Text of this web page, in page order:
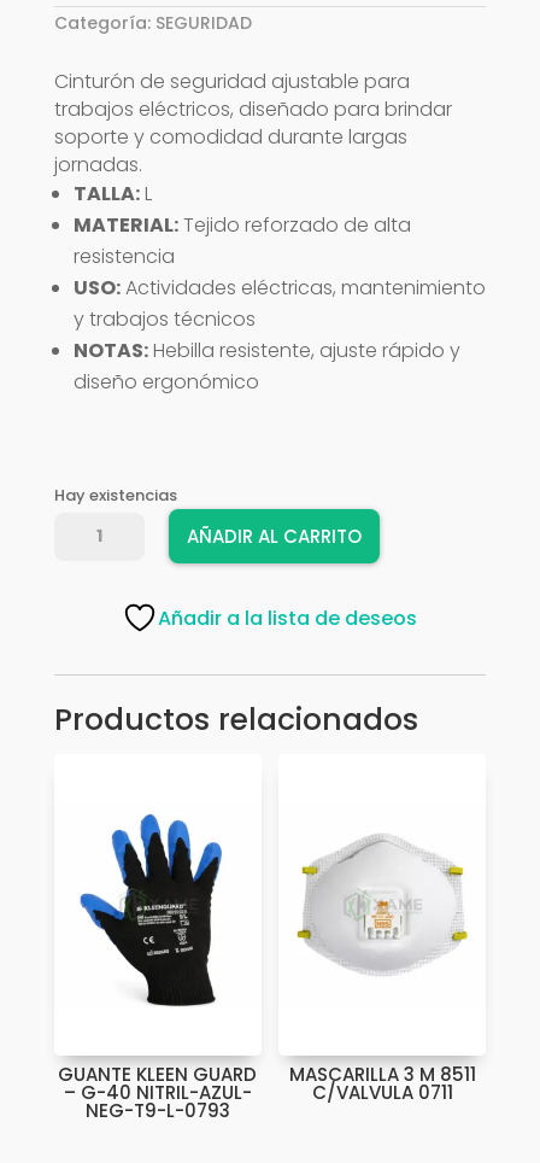
Categoría: SEGURIDAD
Cinturón de seguridad ajustable para
trabajos eléctricos, diseñado para brindar
soporte y comodidad durante largas
jornadas.
TALLA:L
MATERIAL:Tejido reforzado de alta
resistencia
USO:Actividades eléctricas, mantenimiento
y trabajos técnicos
NOTAS:Hebilla resistente, ajuste rápido y
diseño ergonómico
Hay existencias
CINTURON
AÑADIR AL CARRITO
Añadir a la lista de deseos
Productos relacionados
GUANTE KLEEN GUARD
– G-40 NITRIL-AZUL-
NEG-T9-L-0793
MASCARILLA 3 M 8511
C/VALVULA 0711